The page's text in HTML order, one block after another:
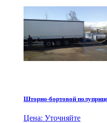
Шторно-бортовой
Цена: Уточняйте